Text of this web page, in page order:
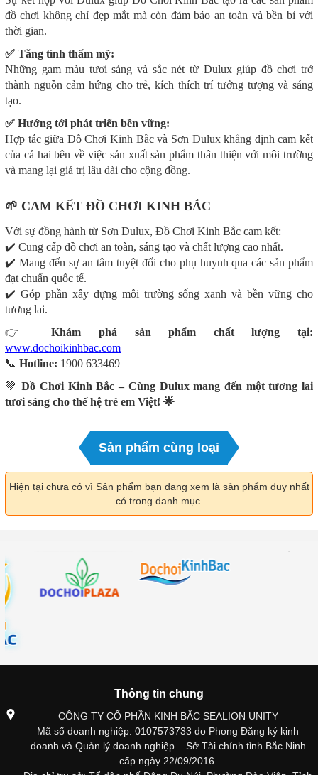
đồ chơi không chỉ đẹp mắt mà còn đảm bảo an toàn và bền bỉ với
thời gian.
✅ Tăng tính thẩm mỹ:
Những gam màu tươi sáng và sắc nét từ Dulux giúp đồ chơi trở
thành nguồn cảm hứng cho trẻ, kích thích trí tưởng tượng và sáng
tạo.
✅ Hướng tới phát triển bền vững:
Hợp tác giữa Đồ Chơi Kinh Bắc và Sơn Dulux khẳng định cam kết
của cả hai bên về việc sản xuất sản phẩm thân thiện với môi trường
và mang lại giá trị lâu dài cho cộng đồng.
🌱 CAM KẾT ĐỒ CHƠI KINH BẮC
Với sự đồng hành từ Sơn Dulux, Đồ Chơi Kinh Bắc cam kết:
✔️ Cung cấp đồ chơi an toàn, sáng tạo và chất lượng cao nhất.
✔️ Mang đến sự an tâm tuyệt đối cho phụ huynh qua các sản phẩm
đạt chuẩn quốc tế.
✔️ Góp phần xây dựng môi trường sống xanh và bền vững cho
tương lai.
👉
Khám phá sản phẩm chất lượng tại:
www.dochoikinhbac.com
📞 Hotline: 1900 633469
💚 Đồ Chơi Kinh Bắc – Cùng Dulux mang đến một tương lai
tươi sáng cho thế hệ trẻ em Việt! 🌟
Sản phẩm cùng loại
Hiện tại chưa có vì Sản phẩm bạn đang xem là sản phẩm duy nhất
có trong danh mục.
Thông tin chung
CÔNG TY CỔ PHẦN KINH BẮC SEALION UNITY
Mã số doanh nghiệp: 0107573733 do Phong Đăng ký kinh
doanh và Quản lý doanh nghiệp – Sở Tài chính tỉnh Bắc Ninh
cấp ngày 22/09/2016.